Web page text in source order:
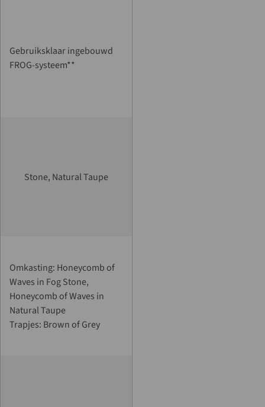
Gebruiksklaar ingebouwd
FROG-systeem**
Stone, Natural Taupe
Omkasting: Honeycomb of
Waves in Fog Stone,
Honeycomb of Waves in
Natural Taupe
Trapjes: Brown of Grey